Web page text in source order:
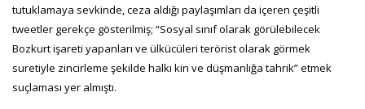
tutuklamaya sevkinde, ceza aldığı paylaşımları da içeren çeşitli
tweetler gerekçe gösterilmiş; “Sosyal sınıf olarak görülebilecek
Bozkurt işareti yapanları ve ülkücüleri terörist olarak görmek
suretiyle zincirleme şekilde halkı kin ve düşmanlığa tahrik” etmek
suçlaması yer almıştı.